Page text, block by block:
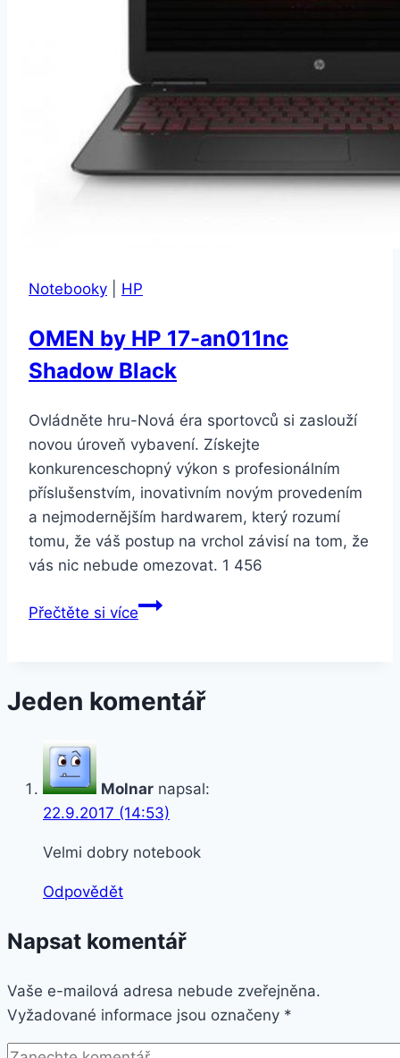
Notebooky HP
OMEN by HP 17-an011nc
Shadow Black
Ovládněte hru-Nová éra sportovců si zaslouží
novou úroveň vybavení. Získejte
konkurenceschopný výkon s profesionálním
příslušenstvím, inovativním novým provedením
a nejmodernějším hardwarem, který rozumí
tomu, že váš postup na vrchol závisí na tom, že
vás nic nebude omezovat. 1 456
Přečtěte si víceOMEN
an011nc
Jeden komentář
Molnar napsal:
22.9.2017 (14:53)
Velmi dobry notebook
Odpovědět
Napsat komentář
Vaše e-mailová adresa nebude zveřejněna.
Vyžadované informace jsou označeny *